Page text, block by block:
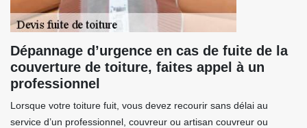
Dépannage d’urgence en cas de fuite de la
couverture de toiture, faites appel à un
professionnel
Lorsque votre toiture fuit, vous devez recourir sans délai au
service d’un professionnel, couvreur ou artisan couvreur ou